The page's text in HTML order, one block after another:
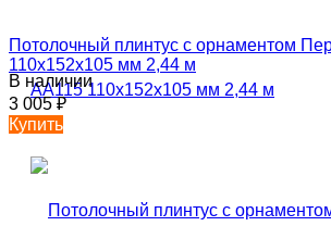
Потолочный плинтус с орнаментом
110х152х105 мм 2,44 м
В наличии
3 005₽
Купить